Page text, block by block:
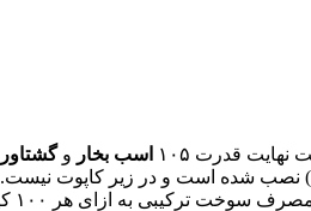
اسب بخار وگشتاور
نصب شده است و در زیر کاپوت نیست.